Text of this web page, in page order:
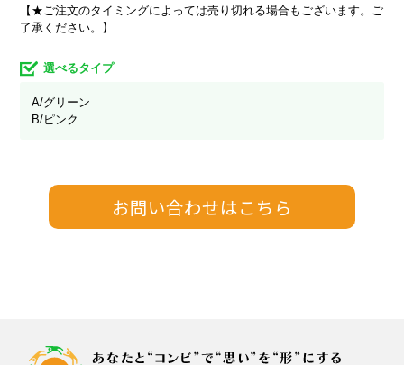
【★ご注文のタイミングによっては売り切れる場合もございます。ご
了承ください。】
選べるタイプ
A/グリーン
B/ピンク